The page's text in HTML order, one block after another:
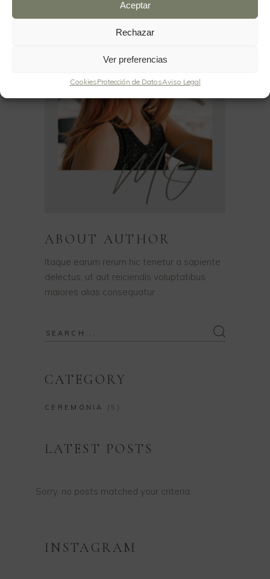
Aceptar
Rechazar
Ver preferencias
CookiesProtección de DatosAviso Legal
ABOUT AUTHOR
Itaque earum rerum hic tenetur a sapiente
delectus, ut aut reiciendis voluptatibus
maiores alias consequatur
Search
CATEGORY
CEREMONIA (5)
LATEST POSTS
Sorry, no posts matched your criteria.
INSTAGRAM